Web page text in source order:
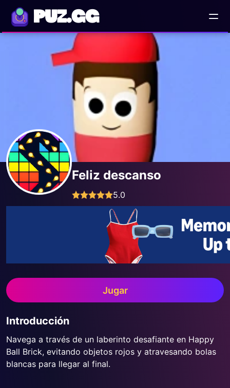
PUZ.GG
Feliz descanso
5.0
Jugar
Introducción
Navega a través de un laberinto desafiante en Happy
Ball Brick, evitando objetos rojos y atravesando bolas
blancas para llegar al final.